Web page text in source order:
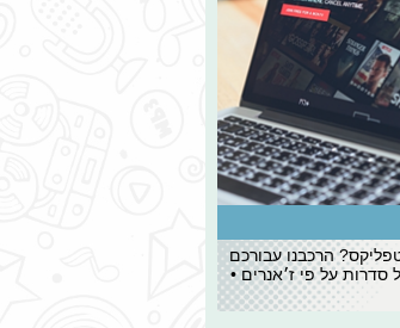
הרכבנו עבורכם
על פי ז׳אנרים •